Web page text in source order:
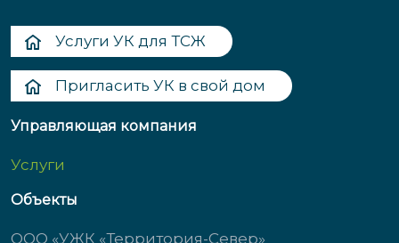
Услуги УК для ТСЖ
Пригласить УК в свой дом
Управляющая компания
Услуги
Объекты
ООО «УЖК «Территория-Север»